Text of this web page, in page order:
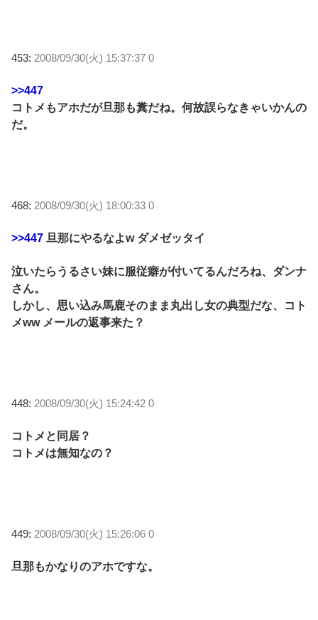
453: 2008/09/30(火) 15:37:37 0
>>447
コトメもアホだが旦那も糞だね。何故誤らなきゃいかんの
だ。
468: 2008/09/30(火) 18:00:33 0
>>447 旦那にやるなよw ダメゼッタイ
泣いたらうるさい妹に服従癖が付いてるんだろね、ダンナ
さん。
しかし、思い込み馬鹿そのまま丸出し女の典型だな、コト
メww メールの返事来た？
448: 2008/09/30(火) 15:24:42 0
コトメと同居？
コトメは無知なの？
449: 2008/09/30(火) 15:26:06 0
旦那もかなりのアホですな。